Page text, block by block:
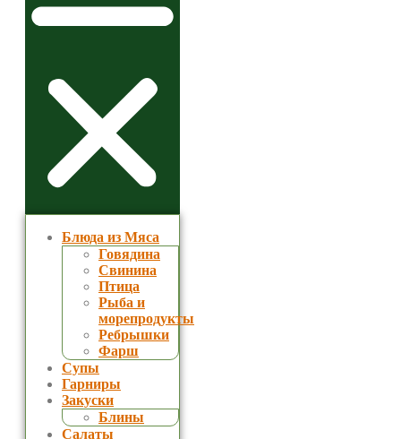
Блюда из Мяса
Говядина
Свинина
Птица
Рыба и
морепродукты
Ребрышки
Фарш
Супы
Гарниры
Закуски
Блины
Салаты